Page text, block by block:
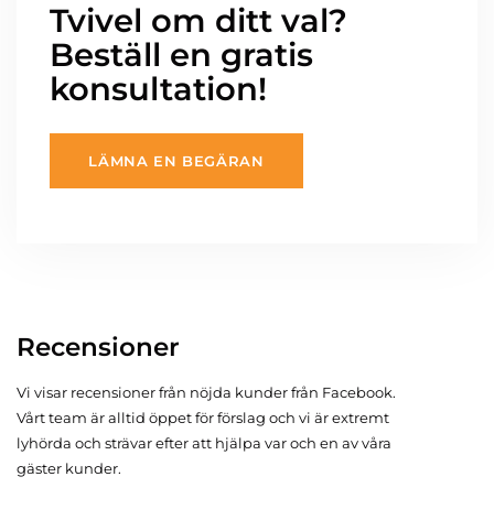
Tvivel om ditt val?
Beställ en gratis
konsultation!
LÄMNA EN BEGÄRAN
Recensioner
Vi visar recensioner från nöjda kunder från Facebook.
Vårt team är alltid öppet för förslag och vi är extremt
lyhörda och strävar efter att hjälpa var och en av våra
gäster kunder.